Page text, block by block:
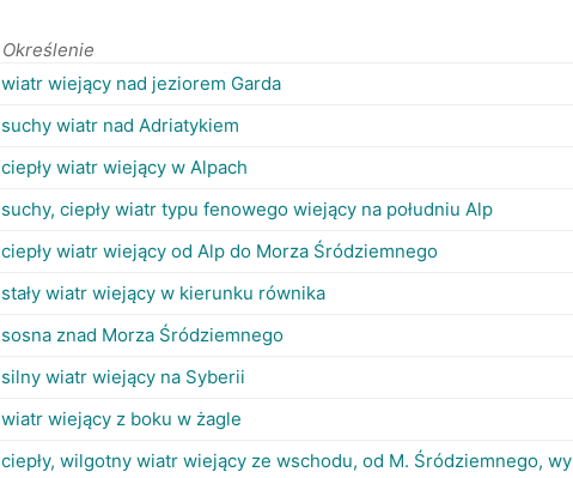
Określenie
wiatr wiejący nad jeziorem Garda
suchy wiatr nad Adriatykiem
ciepły wiatr wiejący w Alpach
suchy, ciepły wiatr typu fenowego wiejący na południu Alp
ciepły wiatr wiejący od Alp do Morza Śródziemnego
stały wiatr wiejący w kierunku równika
sosna znad Morza Śródziemnego
silny wiatr wiejący na Syberii
wiatr wiejący z boku w żagle
ciepły, wilgotny wiatr wiejący ze wschodu, od M. Śródziemnego,